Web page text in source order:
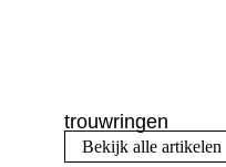
trouwringen
Bekijk alle artikelen